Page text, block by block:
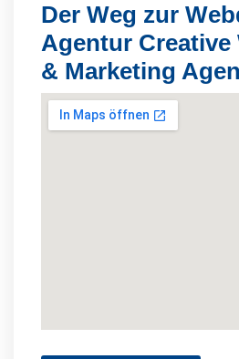
Der Weg zur
Agentur Creative
& Marketing